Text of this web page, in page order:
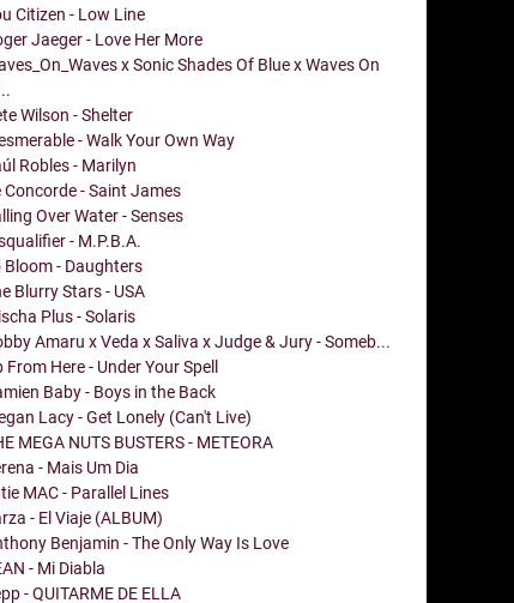
Citizen - Low Line
Jaeger - Love Her More
x Sonic Shades Of Blue x Waves On
Wilson - Shelter
- Walk Your Own Way
Robles - Marilyn
Concorde - Saint James
Over Water - Senses
- M.P.B.A.
Bloom - Daughters
Blurry Stars - USA
Plus - Solaris
Amaru x Veda x Saliva x Judge & Jury - Someb...
From Here - Under Your Spell
Baby - Boys in the Back
Lacy - Get Lonely (Can't Live)
MEGA NUTS BUSTERS - METEORA
- Mais Um Dia
MAC - Parallel Lines
- El Viaje (ALBUM)
Benjamin - The Only Way Is Love
- Mi Diabla
- QUITARME DE ELLA